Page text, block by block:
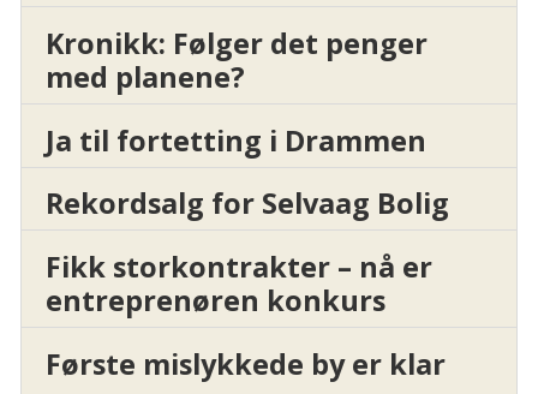
Kronikk: Følger det penger
med planene?
Ja til fortetting i Drammen
Rekordsalg for Selvaag Bolig
Fikk storkontrakter – nå er
entreprenøren konkurs
Første mislykkede by er klar